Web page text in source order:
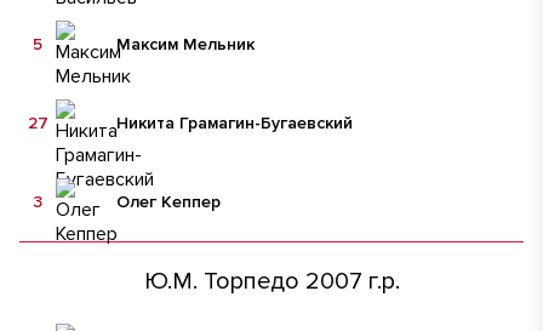
Максим Мельник
5
Никита Грамагин-Бугаевский
27
Олег Кеппер
3
Ю.М. Торпедо 2007 г.р.